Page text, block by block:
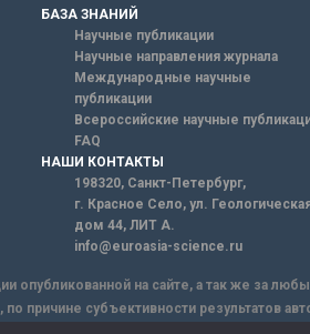
БАЗА ЗНАНИЙ
Научные публикации
Научные направления журнала
Международные научные
публикации
Всероссийские научные
FAQ
НАШИ КОНТАКТЫ
198320, Санкт-Петербург,
г. Красное Село, ул.
дом 44, ЛИТ А.
info@euroasia-science.ru
опубликованной на сайте, а так же за
причине субъективности результатов